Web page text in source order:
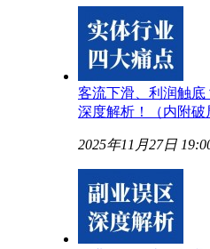
客流下滑、利润触底
深度解析！（内附破
2025年11月27日